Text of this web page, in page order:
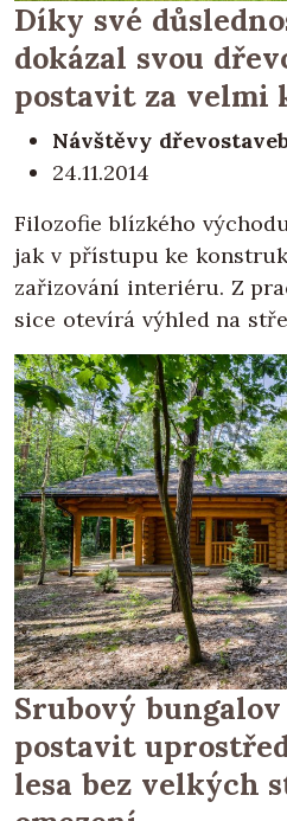
Díky své
dokázal svou
postavit za velmi
Návštěvy
24.11.2014
Filozofie blízkého
jak v přístupu ke
zařizování interiéru. Z
sice otevírá výhled na
Srubový
postavit
lesa bez velkých